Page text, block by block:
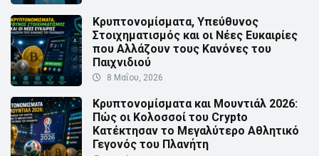
Κρυπτονομίσματα, Υπεύθυνος
Στοιχηματισμός και οι Νέες Ευκαιρίες
που Αλλάζουν τους Κανόνες του
Παιχνιδιού
8 Μαΐου, 2026
Κρυπτονομίσματα και Μουντιάλ 2026:
Πώς οι Κολοσσοί του Crypto
Κατέκτησαν το Μεγαλύτερο Αθλητικό
Γεγονός του Πλανήτη